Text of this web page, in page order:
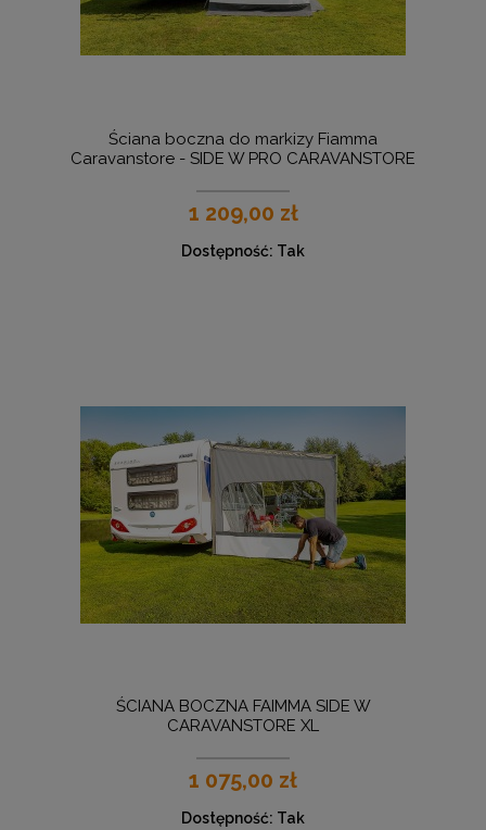
Ściana boczna do markizy Fiamma
Caravanstore - SIDE W PRO CARAVANSTORE
1 209,00 zł
Dostępność: Tak
ŚCIANA BOCZNA FAIMMA SIDE W
CARAVANSTORE XL
1 075,00 zł
Dostępność: Tak